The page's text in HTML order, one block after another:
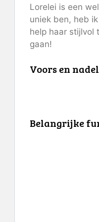
Lorelei is een
uniek ben, heb
help haar stijlvol
gaan!
Voors en
Belangrijke